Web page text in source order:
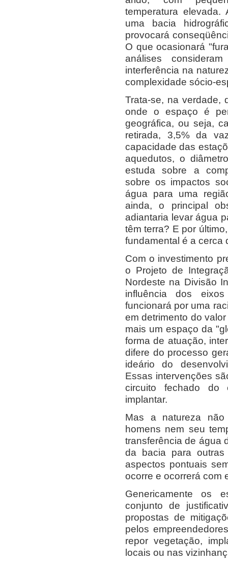
temperatura
uma bacia
provocará
O que ocasionará
análises
interferência na
complexidade sócio-
Trata-se, na verdade,
onde o espaço é
geográfica, ou seja,
retirada, 3,5% da
capacidade das
aquedutos, o
estuda sobre a
sobre os impactos
água para uma
ainda, o principal
adiantaria levar água
têm terra? E por
fundamental é a cerca
Com o investimento
o Projeto de
Nordeste na Divisão
influência dos
funcionará por uma
em detrimento do
mais um espaço da
forma de atuação,
difere do processo
ideário do
Essas intervenções
circuito fechado do
implantar.
Mas a natureza não
homens nem seu
transferência de água
da bacia para
aspectos pontuais
ocorre e ocorrerá com
Genericamente os
conjunto de
propostas de
pelos
repor vegetação,
locais ou nas